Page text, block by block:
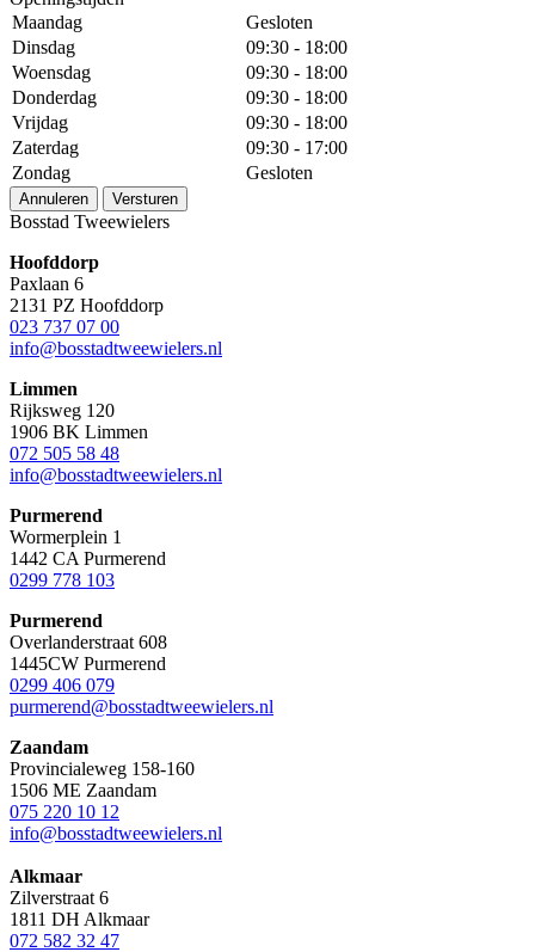
Maandag
Gesloten
Dinsdag
09:30 - 18:00
Woensdag
09:30 - 18:00
Donderdag
09:30 - 18:00
Vrijdag
09:30 - 18:00
Zaterdag
09:30 - 17:00
Zondag
Gesloten
Annuleren Versturen
Bosstad Tweewielers
Hoofddorp
Paxlaan 6
2131 PZ Hoofddorp
023 737 07 00
info@bosstadtweewielers.nl
Limmen
Rijksweg 120
1906 BK Limmen
072 505 58 48
info@bosstadtweewielers.nl
Purmerend
Wormerplein 1
1442 CA Purmerend
0299 778 103
Purmerend
Overlanderstraat 608
1445CW Purmerend
0299 406 079
purmerend@bosstadtweewielers.nl
Zaandam
Provincialeweg 158-160
1506 ME Zaandam
075 220 10 12
info@bosstadtweewielers.nl
Alkmaar
Zilverstraat 6
1811 DH Alkmaar
072 582 32 47